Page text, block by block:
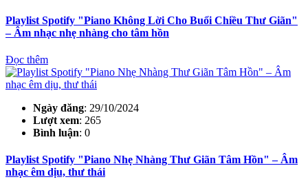
Playlist Spotify "Piano Không Lời Cho Buổi Chiều Thư Giãn"
– Âm nhạc nhẹ nhàng cho tâm hồn
Đọc thêm
Ngày đăng: 29/10/2024
Lượt xem: 265
Bình luận: 0
Playlist Spotify "Piano Nhẹ Nhàng Thư Giãn Tâm Hồn" – Âm
nhạc êm dịu, thư thái